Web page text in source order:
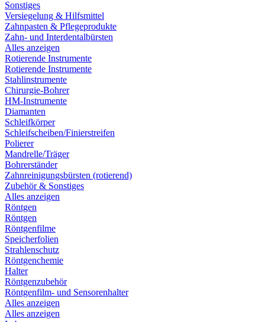
Sonstiges
Versiegelung & Hilfsmittel
Zahnpasten & Pflegeprodukte
Zahn- und Interdentalbürsten
Alles anzeigen
Rotierende Instrumente
Rotierende Instrumente
Stahlinstrumente
Chirurgie-Bohrer
HM-Instrumente
Diamanten
Schleifkörper
Schleifscheiben/Finierstreifen
Polierer
Mandrelle/Träger
Bohrerständer
Zahnreinigungsbürsten (rotierend)
Zubehör & Sonstiges
Alles anzeigen
Röntgen
Röntgen
Röntgenfilme
Speicherfolien
Strahlenschutz
Röntgenchemie
Halter
Röntgenzubehör
Röntgenfilm- und Sensorenhalter
Alles anzeigen
Alles anzeigen